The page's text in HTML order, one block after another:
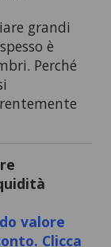
grandi
è
Perché
valore
Clicca